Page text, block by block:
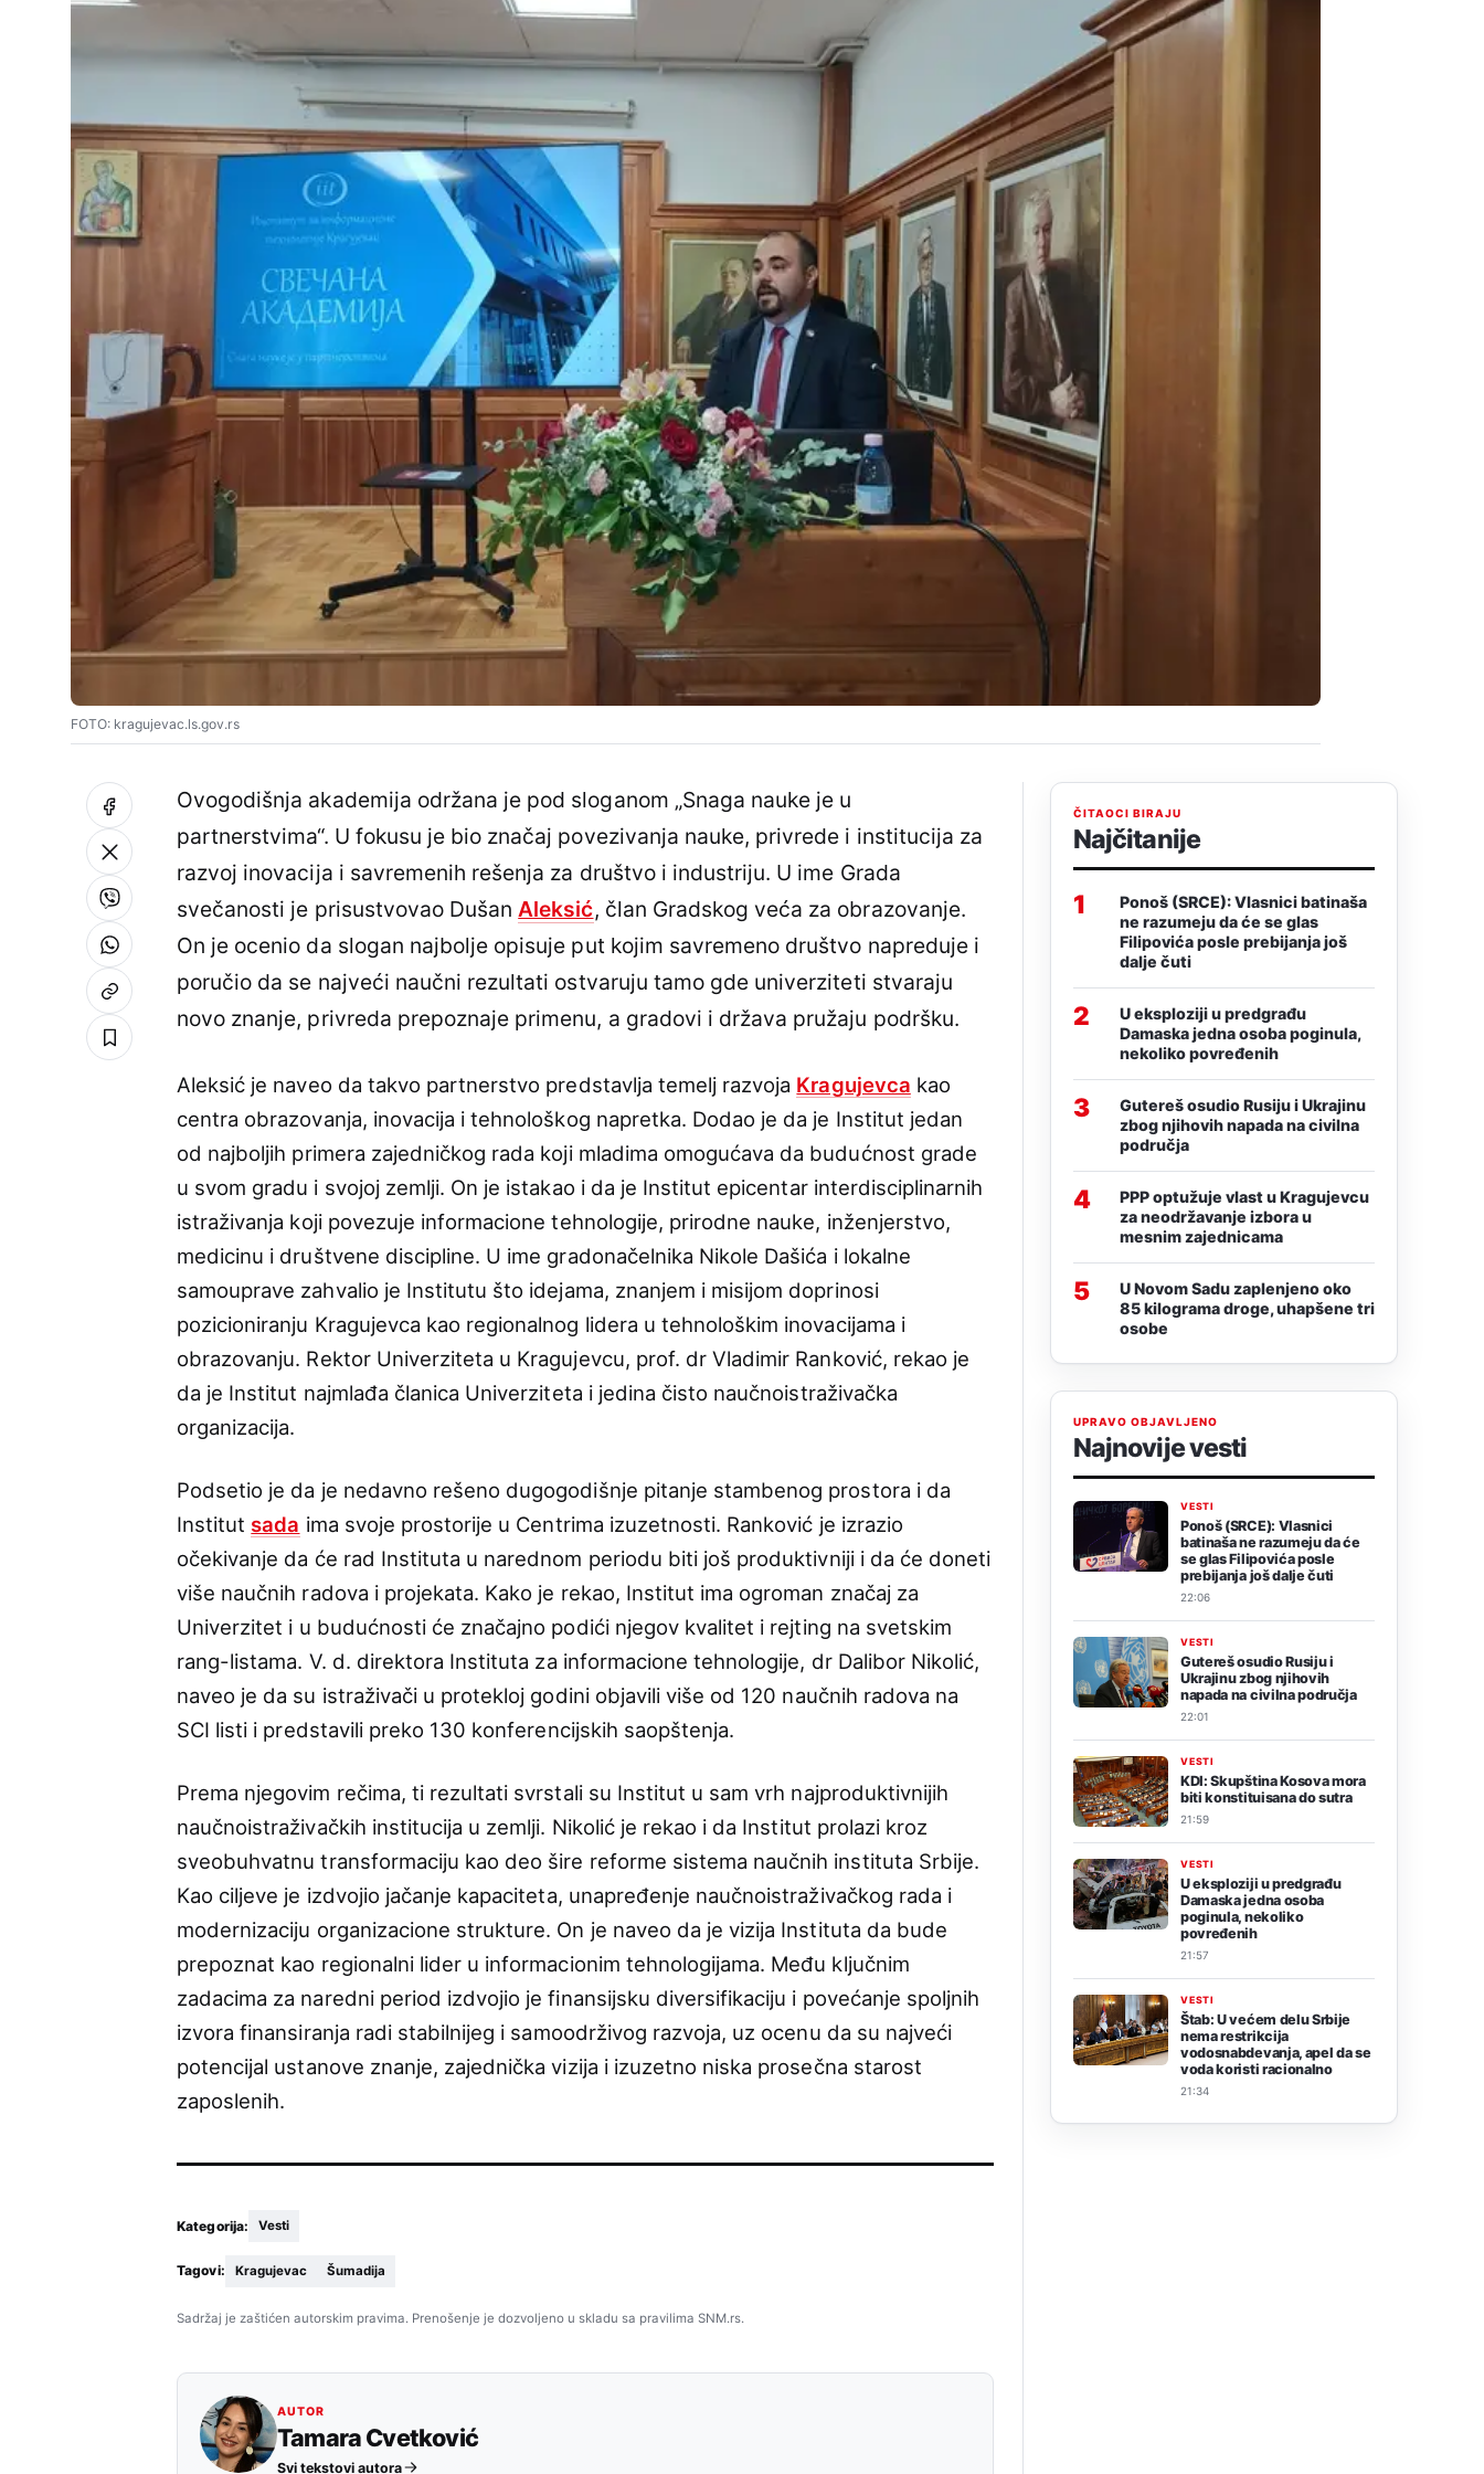
FOTO: kragujevac.ls.gov.rs
Ovogodišnja akademija održana je pod sloganom „Snaga nauke je u
partnerstvima“. U fokusu je bio značaj povezivanja nauke, privrede i institucija za
razvoj inovacija i savremenih rešenja za društvo i industriju. U ime Grada
svečanosti je prisustvovao DušanAleksić, član Gradskog veća za obrazovanje.
On je ocenio da slogan najbolje opisuje put kojim savremeno društvo napreduje i
poručio da se najveći naučni rezultati ostvaruju tamo gde univerziteti stvaraju
novo znanje, privreda prepoznaje primenu, a gradovi i država pružaju podršku.
Aleksić je naveo da takvo partnerstvo predstavlja temelj razvoja Kragujevca kao
centra obrazovanja, inovacija i tehnološkog napretka. Dodao je da je Institut jedan
od najboljih primera zajedničkog rada koji mladima omogućava da budućnost grade
u svom gradu i svojoj zemlji. On je istakao i da je Institut epicentar interdisciplinarnih
istraživanja koji povezuje informacione tehnologije, prirodne nauke, inženjerstvo,
medicinu i društvene discipline. U ime gradonačelnika Nikole Dašića i lokalne
samouprave zahvalio je Institutu što idejama, znanjem i misijom doprinosi
pozicioniranju Kragujevca kao regionalnog lidera u tehnološkim inovacijama i
obrazovanju. Rektor Univerziteta u Kragujevcu, prof. dr Vladimir Ranković, rekao je
da je Institut najmlađa članica Univerziteta i jedina čisto naučnoistraživačka
organizacija.
Podsetio je da je nedavno rešeno dugogodišnje pitanje stambenog prostora i da
Institut sada ima svoje prostorije u Centrima izuzetnosti. Ranković je izrazio
očekivanje da će rad Instituta u narednom periodu biti još produktivniji i da će doneti
više naučnih radova i projekata. Kako je rekao, Institut ima ogroman značaj za
Univerzitet i u budućnosti će značajno podići njegov kvalitet i rejting na svetskim
rang-listama. V. d. direktora Instituta za informacione tehnologije, dr Dalibor Nikolić,
naveo je da su istraživači u protekloj godini objavili više od 120 naučnih radova na
SCI listi i predstavili preko 130 konferencijskih saopštenja.
Prema njegovim rečima, ti rezultati svrstali su Institut u sam vrh najproduktivnijih
naučnoistraživačkih institucija u zemlji. Nikolić je rekao i da Institut prolazi kroz
sveobuhvatnu transformaciju kao deo šire reforme sistema naučnih instituta Srbije.
Kao ciljeve je izdvojio jačanje kapaciteta, unapređenje naučnoistraživačkog rada i
modernizaciju organizacione strukture. On je naveo da je vizija Instituta da bude
prepoznat kao regionalni lider u informacionim tehnologijama. Među ključnim
zadacima za naredni period izdvojio je finansijsku diversifikaciju i povećanje spoljnih
izvora finansiranja radi stabilnijeg i samoodrživog razvoja, uz ocenu da su najveći
potencijal ustanove znanje, zajednička vizija i izuzetno niska prosečna starost
zaposlenih.
Kategorija: Vesti
Tagovi: Kragujevac Šumadija
Sadržaj je zaštićen autorskim pravima. Prenošenje je dozvoljeno u skladu sa pravilima SNM.rs.
AUTOR
Tamara Cvetković
Svi tekstovi autora
ČITAOCI BIRAJU
Najčitanije
1
Ponoš (SRCE): Vlasnici batinaša
ne razumeju da će se glas
Filipovića posle prebijanja još
dalje čuti
2
U eksploziji u predgrađu
Damaska jedna osoba poginula,
nekoliko povređenih
3
Gutereš osudio Rusiju i Ukrajinu
zbog njihovih napada na civilna
područja
4
PPP optužuje vlast u Kragujevcu
za neodržavanje izbora u
mesnim zajednicama
5
U Novom Sadu zaplenjeno oko
85 kilograma droge, uhapšene tri
osobe
UPRAVO OBJAVLJENO
Najnovije vesti
VESTI
Ponoš (SRCE): Vlasnici
batinaša ne razumeju da će
se glas Filipovića posle
prebijanja još dalje čuti
22:06
VESTI
Gutereš osudio Rusiju i
Ukrajinu zbog njihovih
napada na civilna područja
22:01
VESTI
KDI: Skupština Kosova mora
biti konstituisana do sutra
21:59
VESTI
U eksploziji u predgrađu
Damaska jedna osoba
poginula, nekoliko
povređenih
21:57
VESTI
Štab: U većem delu Srbije
nema restrikcija
vodosnabdevanja, apel da se
voda koristi racionalno
21:34